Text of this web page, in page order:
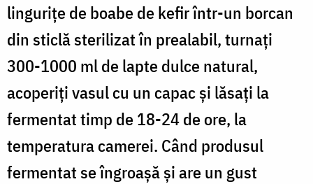
lingurițe de boabe de kefir într-un borcan
din sticlă sterilizat în prealabil, turnați
300-1000 ml de lapte dulce natural,
acoperiți vasul cu un capac și lăsați la
fermentat timp de 18-24 de ore, la
temperatura camerei. Când produsul
fermentat se îngroașă și are un gust